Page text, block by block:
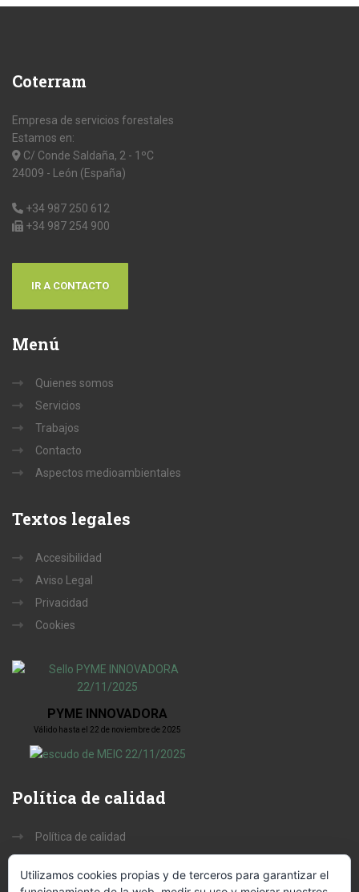
Coterram
Empresa de servicios forestales
Estamos en:
C/ Conde Saldaña, 2 - 1ºC
24009 - León (España)
+34 987 250 612
+34 987 254 900
IR A CONTACTO
Menú
Quienes somos
Servicios
Trabajos
Contacto
Aspectos medioambientales
Textos legales
Accesibilidad
Aviso Legal
Privacidad
Cookies
PYME INNOVADORA
Válido hasta el 22 de noviembre de 2025
Política de calidad
Política de calidad
Misión, Visión y Valores
Utilizamos cookies propias y de terceros para garantizar el